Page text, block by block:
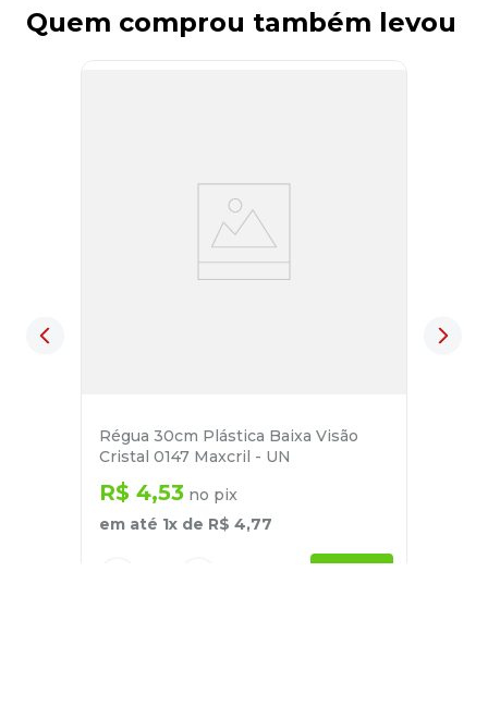
Quem comprou também levou
Régua 30cm Plástica Baixa Visão
Cristal 0147 Maxcril - UN
R$ 4,53 no pix
em até 1x de R$ 4,77